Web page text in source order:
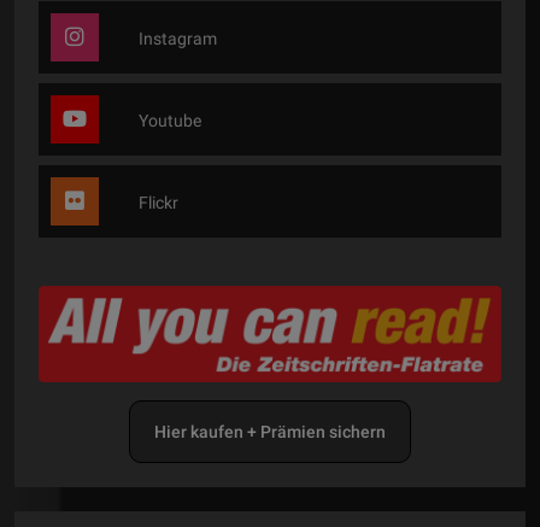
Instagram
Youtube
Flickr
Hier kaufen + Prämien sichern